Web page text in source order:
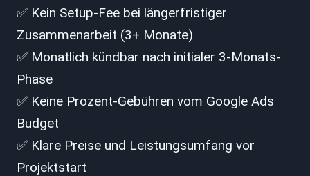
✅ Kein Setup-Fee bei längerfristiger
Zusammenarbeit (3+ Monate)
✅ Monatlich kündbar nach initialer 3-Monats-
Phase
✅ Keine Prozent-Gebühren vom Google Ads
Budget
✅ Klare Preise und Leistungsumfang vor
Projektstart